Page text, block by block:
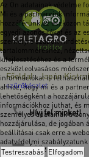
Az Ön adatainak védelme
Mi és a partnereink
hozzáférünk az eszközön
egyedi azonosítókat és az
személyre szabott
tartalomméréshez,
kifejlesztéséhez és a
eszközleolvasásos
információkat is
ahhoz, hogy mi és a
lehetőségként a
információkhoz juthat, és
személyes adatainak
hozzájárulása, de
beállításai csak erre a
adatvédelmi
Testreszabás Elfogadom
Főoldal-Japán
szűrőkészlet
Hívj fel minket!
Írj üzenetet!